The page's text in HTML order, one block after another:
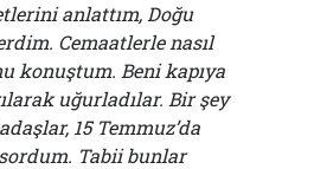
anlattım, Doğu
Cemaatlerle nasıl
konuştum. Beni kapıya
uğurladılar. Bir şey
15 Temmuz’da
Tabii bunlar